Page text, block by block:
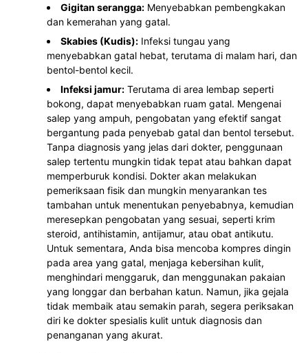
Gigitan serangga: Menyebabkan pembengkakan
dan kemerahan yang gatal.
Skabies (Kudis): Infeksi tungau yang
menyebabkan gatal hebat, terutama di malam hari, dan
bentol-bentol kecil.
Infeksi jamur: Terutama di area lembap seperti
bokong, dapat menyebabkan ruam gatal. Mengenai
salep yang ampuh, pengobatan yang efektif sangat
bergantung pada penyebab gatal dan bentol tersebut.
Tanpa diagnosis yang jelas dari dokter, penggunaan
salep tertentu mungkin tidak tepat atau bahkan dapat
memperburuk kondisi. Dokter akan melakukan
pemeriksaan fisik dan mungkin menyarankan tes
tambahan untuk menentukan penyebabnya, kemudian
meresepkan pengobatan yang sesuai, seperti krim
steroid, antihistamin, antijamur, atau obat antikutu.
Untuk sementara, Anda bisa mencoba kompres dingin
pada area yang gatal, menjaga kebersihan kulit,
menghindari menggaruk, dan menggunakan pakaian
yang longgar dan berbahan katun. Namun, jika gejala
tidak membaik atau semakin parah, segera periksakan
diri ke dokter spesialis kulit untuk diagnosis dan
penanganan yang akurat.